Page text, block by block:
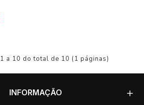
a 10 do total de 10 (1 páginas)
INFORMAÇÃO